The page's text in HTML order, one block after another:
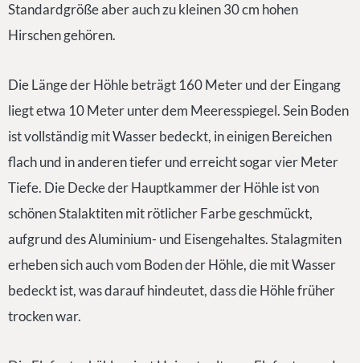
Standardgröße aber auch zu kleinen 30 cm hohen
Hirschen gehören.
Die Länge der Höhle beträgt 160 Meter und der Eingang
liegt etwa 10 Meter unter dem Meeresspiegel. Sein Boden
ist vollständig mit Wasser bedeckt, in einigen Bereichen
flach und in anderen tiefer und erreicht sogar vier Meter
Tiefe. Die Decke der Hauptkammer der Höhle ist von
schönen Stalaktiten mit rötlicher Farbe geschmückt,
aufgrund des Aluminium- und Eisengehaltes. Stalagmiten
erheben sich auch vom Boden der Höhle, die mit Wasser
bedeckt ist, was darauf hindeutet, dass die Höhle früher
trocken war.